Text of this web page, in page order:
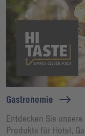
Gastronomie
Entdecken Sie
Produkte für Hotel,